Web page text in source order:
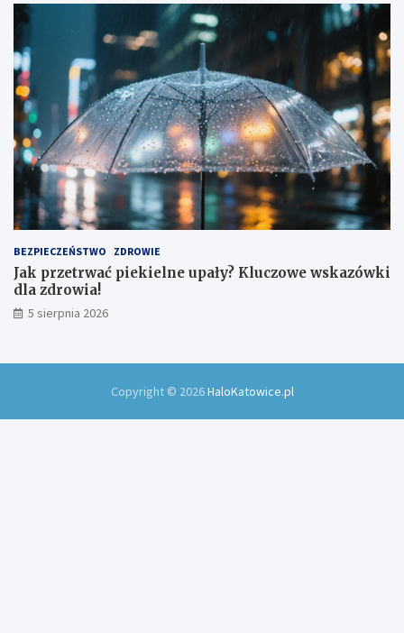
BEZPIECZEŃSTWO ZDROWIE
Jak przetrwać piekielne upały? Kluczowe wskazówki
dla zdrowia!
5 sierpnia 2026
Copyright © 2026HaloKatowice.pl